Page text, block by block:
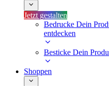
Jetzt gestalten
Bedrucke Dein
entdecken
Besticke Dein
Shoppen